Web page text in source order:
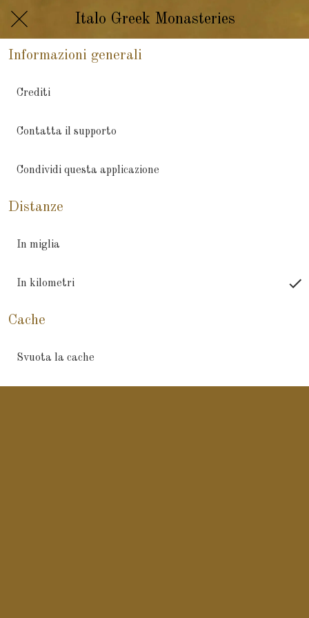
Italo Greek Monasteries
Informazioni generali
Crediti
Contatta il supporto
Condividi questa applicazione
Distanze
In miglia
In kilometri
Cache
Svuota la cache